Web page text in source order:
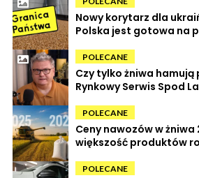
Nowy korytarz dla
Polska jest gotowa na
POLECANE
Czy tylko żniwa hamują
Rynkowy Serwis Spod
POLECANE
Ceny nawozów w żniwa
większość produktów
POLECANE